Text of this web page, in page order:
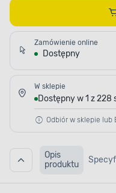
Zamówienie online
Dostępny
W sklepie
Dostępny w 1 z 228
Odbiór w sklepie lub
Opis
produktu